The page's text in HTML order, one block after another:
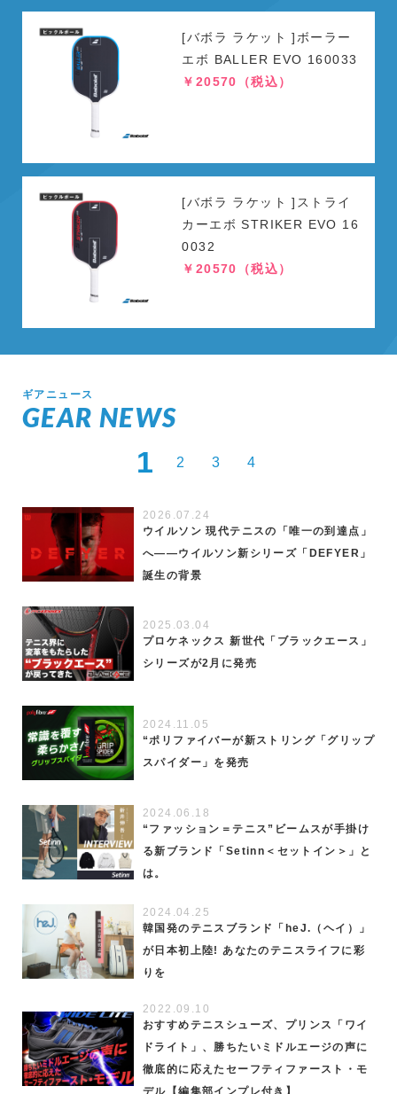
[バボラ ラケット ]ボーラー
エボ BALLER EVO 160033
￥20570（税込）
[バボラ ラケット ]ストライ
カーエボ STRIKER EVO 16
0032
￥20570（税込）
ギアニュース
GEAR NEWS
1 2 3 4
2026.07.24
ウイルソン 現代テニスの「唯一の到達点」
へ――ウイルソン新シリーズ「DEFYER」
誕生の背景
2025.03.04
プロケネックス 新世代「ブラックエース」
シリーズが2月に発売
2024.11.05
“ポリファイバーが新ストリング「グリップ
スパイダー」を発売
2024.06.18
“ファッション＝テニス”ビームスが手掛け
る新ブランド「Setinn＜セットイン＞」と
は。
2024.04.25
韓国発のテニスブランド「heJ.（ヘイ）」
が日本初上陸! あなたのテニスライフに彩
りを
2022.09.10
おすすめテニスシューズ、プリンス「ワイ
ドライト」、勝ちたいミドルエージの声に
徹底的に応えたセーフティファースト・モ
デル【編集部インプレ付き】